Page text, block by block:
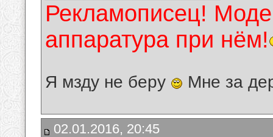
Рекламописец!
аппаратура при нём!
Я мзду не беру Мне за
02.01.2016, 20:45